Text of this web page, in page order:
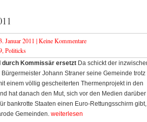
Januar 2011 |Keine Kommentare
, Politicks
durch Kommissär ersetzt Da schickt der
Johann Straner seine Gemeinde trotz
einem völlig gescheiterten Thermenprojekt in den
hat danach den Mut, sich vor den Medien darüber
bankrotte Staaten einen Euro-Rettungsschirm gibt,
Gemeinden. weiterlesen